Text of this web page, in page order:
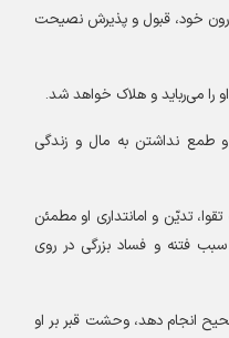
خود، قبول و پذیرش نصیحت
می‌رباید و هلاک خواهد شد.
نداشتن به مال و زندگی
تدیّن و امانتداری او مطمئن
فتنه و فساد بزرگی در روی
انجام دهد، وحشت قبر بر او